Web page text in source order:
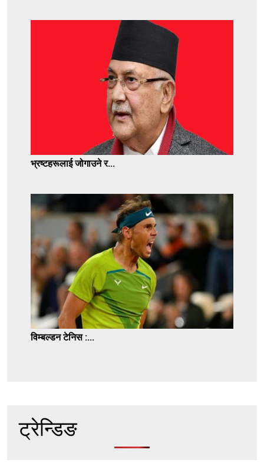
भ्रष्टहरूलाई जोगाउने र...
विम्बल्डन टेनिस :...
ट्रेन्डिङ